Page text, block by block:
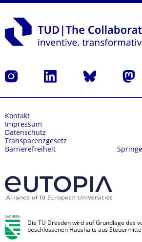
Instagram LinkedIn Bluesky
Kontakt
Impressum
Datenschutz
Transparenzgesetz
Barrierefreiheit
Die TU Dresden wird auf Grundlage des
beschlossenen Haushalts aus